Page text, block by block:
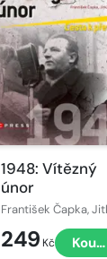
1948: Vítězný
únor
249 Kč Koupit